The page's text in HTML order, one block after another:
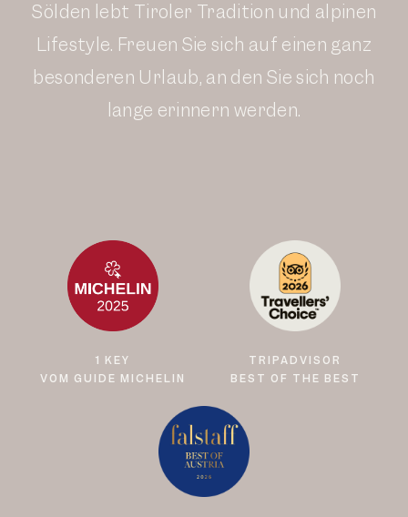
Sölden lebt Tiroler Tradition und alpinen
Lifestyle. Freuen Sie sich auf einen ganz
besonderen Urlaub, an den Sie sich noch
lange erinnern werden.
1 KEY
VOM GUIDE MICHELIN
TRIPADVISOR
BEST OF THE BEST